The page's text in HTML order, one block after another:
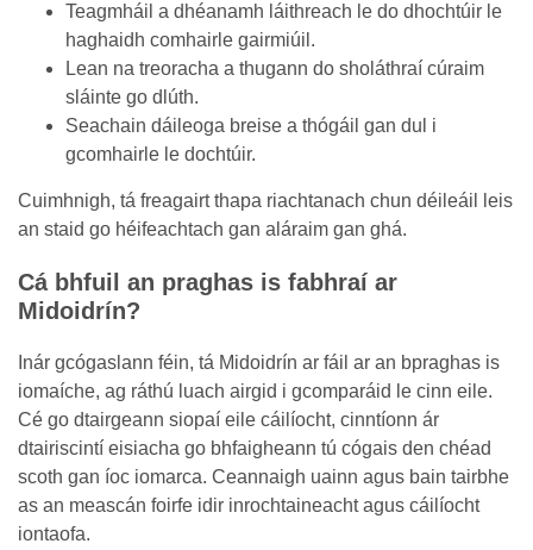
Teagmháil a dhéanamh láithreach le do dhochtúir le
haghaidh comhairle gairmiúil.
Lean na treoracha a thugann do sholáthraí cúraim
sláinte go dlúth.
Seachain dáileoga breise a thógáil gan dul i
gcomhairle le dochtúir.
Cuimhnigh, tá freagairt thapa riachtanach chun déileáil leis
an staid go héifeachtach gan aláraim gan ghá.
Cá bhfuil an praghas is fabhraí ar
Midoidrín?
Inár gcógaslann féin, tá Midoidrín ar fáil ar an bpraghas is
iomaíche, ag ráthú luach airgid i gcomparáid le cinn eile.
Cé go dtairgeann siopaí eile cáilíocht, cinntíonn ár
dtairiscintí eisiacha go bhfaigheann tú cógais den chéad
scoth gan íoc iomarca. Ceannaigh uainn agus bain tairbhe
as an meascán foirfe idir inrochtaineacht agus cáilíocht
iontaofa.